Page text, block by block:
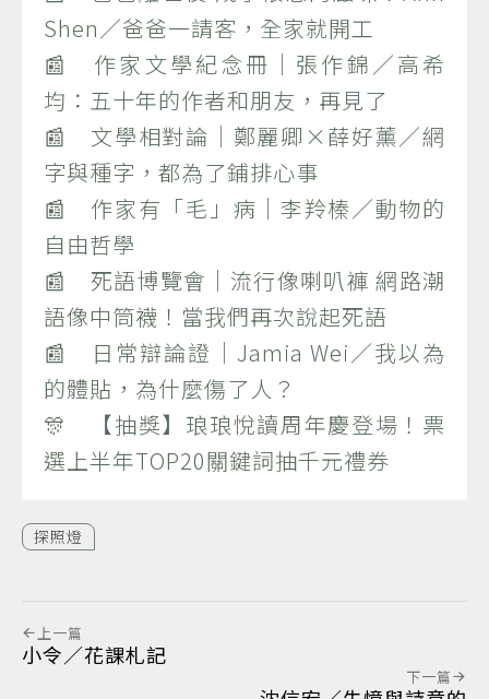
Shen／爸爸一請客，全家就開工
📰 作家文學紀念冊｜張作錦／高希
均：五十年的作者和朋友，再見了
📰 文學相對論｜鄭麗卿×薛好薰／網
字與種字，都為了鋪排心事
📰 作家有「毛」病｜李羚榛／動物的
自由哲學
📰 死語博覽會｜流行像喇叭褲 網路潮
語像中筒襪！當我們再次說起死語
📰 日常辯論證｜Jamia Wei／我以為
的體貼，為什麼傷了人？
🎊 【抽獎】琅琅悅讀周年慶登場！票
選上半年TOP20關鍵詞抽千元禮券
探照燈
上一篇
小令／花課札記
下一篇